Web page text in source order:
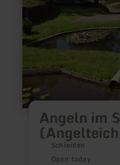
Angeln im
Schleiden
Open today